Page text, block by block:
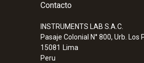
:0632 3220
Contacto
INSTRUMENTS LAB S.A.C.
Pasaje Colonial N° 800, Urb. Los
15081 Lima
Peru